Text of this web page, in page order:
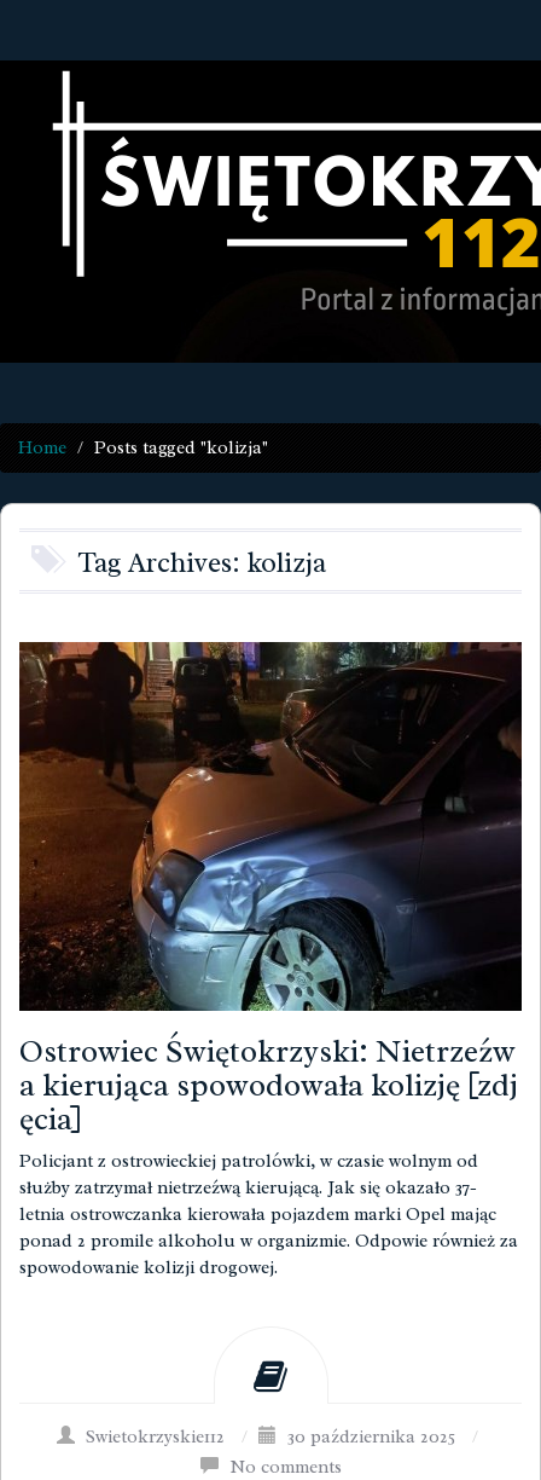
Home Posts tagged "kolizja"
Tag Archives: kolizja
Ostrowiec Świętokrzyski: Nietrzeźw
a kierująca spowodowała kolizję [zdj
ęcia]
Policjant z ostrowieckiej patrolówki, w czasie wolnym od
służby zatrzymał nietrzeźwą kierującą. Jak się okazało 37-
letnia ostrowczanka kierowała pojazdem marki Opel mając
ponad 2 promile alkoholu w organizmie. Odpowie również za
spowodowanie kolizji drogowej.
Swietokrzyskie112 / 30 października 2025
/
No comments